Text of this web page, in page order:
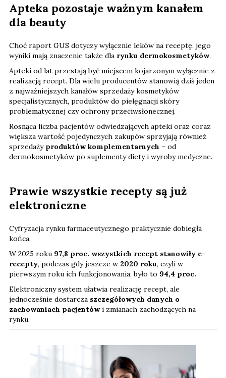
Apteka pozostaje ważnym kanałem
dla beauty
Choć raport GUS dotyczy wyłącznie leków na receptę, jego
wyniki mają znaczenie także dla rynku dermokosmetyków.
Apteki od lat przestają być miejscem kojarzonym wyłącznie z
realizacją recept. Dla wielu producentów stanowią dziś jeden
z najważniejszych kanałów sprzedaży kosmetyków
specjalistycznych, produktów do pielęgnacji skóry
problematycznej czy ochrony przeciwsłonecznej.
Rosnąca liczba pacjentów odwiedzających apteki oraz coraz
większa wartość pojedynczych zakupów sprzyjają również
sprzedaży produktów komplementarnych – od
dermokosmetyków po suplementy diety i wyroby medyczne.
Prawie wszystkie recepty są już
elektroniczne
Cyfryzacja rynku farmaceutycznego praktycznie dobiegła
końca.
W 2025 roku 97,8 proc. wszystkich recept stanowiły e-
recepty, podczas gdy jeszcze w 2020 roku, czyli w
pierwszym roku ich funkcjonowania, było to 94,4 proc.
Elektroniczny system ułatwia realizację recept, ale
jednocześnie dostarcza szczegółowych danych o
zachowaniach pacjentówi zmianach zachodzących na
rynku.